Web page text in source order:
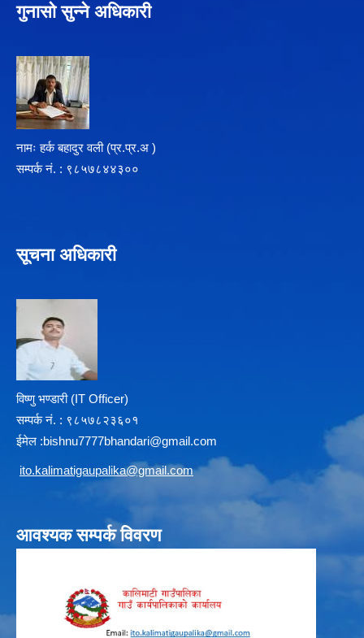
गुनासो सुन्ने अधिकारी
नामः हर्क बहादुर वली (प्र‍.प्र.अ )
सम्पर्क न‌ं. : ९८५७८४४३००
सूचना अधिकारी
विष्णु भण्डारी (IT Officer)
सम्पर्क न‌ं. : ९८५७८२३६०१
ईमेल :bishnu7777bhandari@gmail.com
ito.kalimatigaupalika@gmail.com
आवश्यक सम्पर्क विवरण